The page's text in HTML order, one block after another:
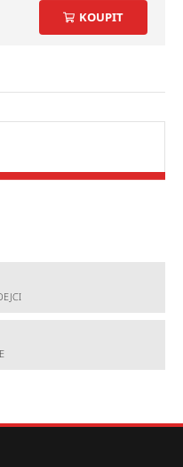
KOUPIT
Vám rádi pomůžeme.